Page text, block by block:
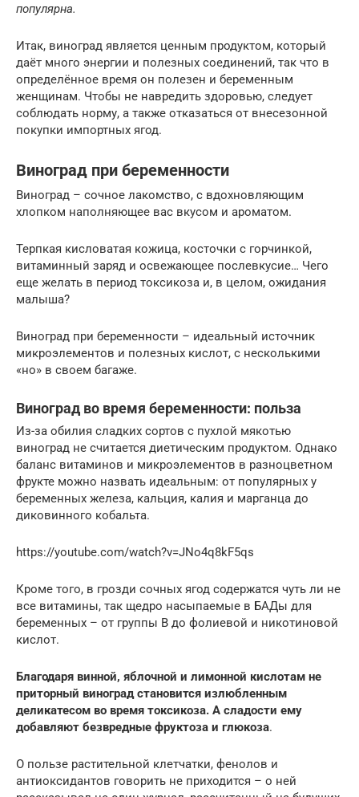
популярна.
Итак, виноград является ценным продуктом, который
даёт много энергии и полезных соединений, так что в
определённое время он полезен и беременным
женщинам. Чтобы не навредить здоровью, следует
соблюдать норму, а также отказаться от внесезонной
покупки импортных ягод.
Виноград при беременности
Виноград – сочное лакомство, с вдохновляющим
хлопком наполняющее вас вкусом и ароматом.
Терпкая кисловатая кожица, косточки с горчинкой,
витаминный заряд и освежающее послевкусие… Чего
еще желать в период токсикоза и, в целом, ожидания
малыша?
Виноград при беременности – идеальный источник
микроэлементов и полезных кислот, с несколькими
«но» в своем багаже.
Виноград во время беременности: польза
Из-за обилия сладких сортов с пухлой мякотью
виноград не считается диетическим продуктом. Однако
баланс витаминов и микроэлементов в разноцветном
фрукте можно назвать идеальным: от популярных у
беременных железа, кальция, калия и марганца до
диковинного кобальта.
https://youtube.com/watch?v=JNo4q8kF5qs
Кроме того, в грозди сочных ягод содержатся чуть ли не
все витамины, так щедро насыпаемые в БАДы для
беременных – от группы В до фолиевой и никотиновой
кислот.
Благодаря винной, яблочной и лимонной кислотам не
приторный виноград становится излюбленным
деликатесом во время токсикоза. А сладости ему
добавляют безвредные фруктоза и глюкоза.
О пользе растительной клетчатки, фенолов и
антиоксидантов говорить не приходится – о ней